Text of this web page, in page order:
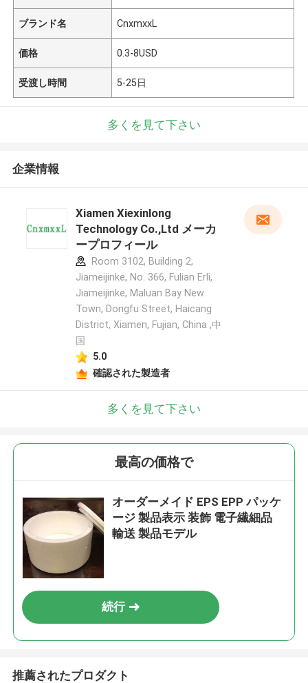
ブランド名 CnxmxxL
価格 0.3-8USD
受渡し時間 5-25日
多くを見て下さい
企業情報
Xiamen Xiexinlong
Technology Co.,Ltd メーカ
ープロフィール
Room 3102, Building 2,
Jiameijinke, No. 366, Fulian Erli,
Jiameijinke, Maluan Bay New
Town, Dongfu Street, Haicang
District, Xiamen, Fujian, China ,中
国
5.0
確認された製造者
多くを見て下さい
最高の価格で
オーダーメイド EPS EPP パッケ
ージ 製品表示 装飾 電子繊細品
輸送 製品モデル
続行
推薦されたプロダクト